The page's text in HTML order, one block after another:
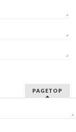
PAGETOP